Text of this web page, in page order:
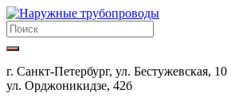
г. Санкт-Петербург, ул. Бестужевская, 10
ул. Орджоникидзе, 42б